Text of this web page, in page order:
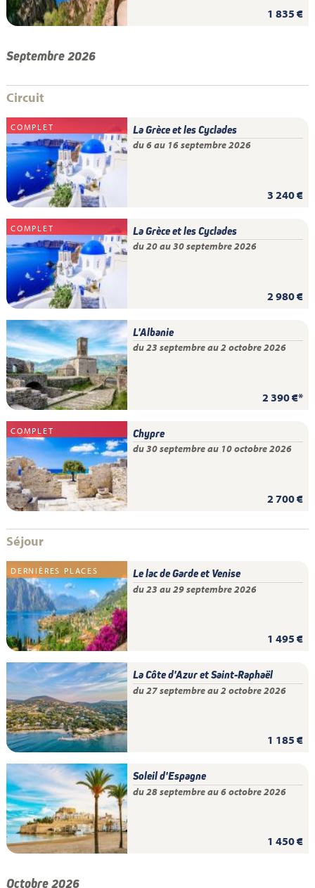
1 835 €
Septembre 2026
Circuit
COMPLET La Grèce et les Cyclades
du 6 au 16 septembre 2026
3 240 €
COMPLET La Grèce et les Cyclades
du 20 au 30 septembre 2026
2 980 €
L'Albanie
du 23 septembre au 2 octobre 2026
2 390 €*
COMPLET Chypre
du 30 septembre au 10 octobre 2026
2 700 €
Séjour
DERNIÈRES PLACES Le lac de Garde et Venise
du 23 au 29 septembre 2026
1 495 €
La Côte d'Azur et Saint-Raphaël
du 27 septembre au 2 octobre 2026
1 185 €
Soleil d'Espagne
du 28 septembre au 6 octobre 2026
1 450 €
Octobre 2026